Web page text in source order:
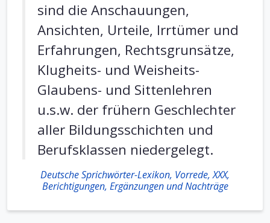
sind die Anschauungen,
Ansichten, Urteile, Irrtümer und
Erfahrungen, Rechtsgrunsätze,
Klugheits- und Weisheits-
Glaubens- und Sittenlehren
u.s.w. der frühern Geschlechter
aller Bildungsschichten und
Berufsklassen niedergelegt.
Deutsche Sprichwörter-Lexikon, Vorrede, XXX,
Berichtigungen, Ergänzungen und Nachträge